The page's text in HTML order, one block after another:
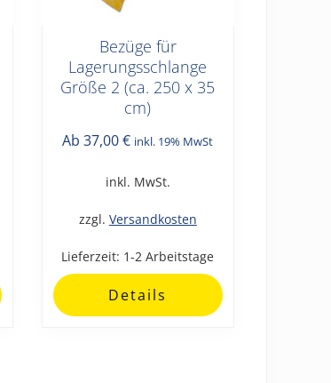
Bezüge für
Lagerungsschlange
Größe 2 (ca. 250 x 35
cm)
Ab37,00€ inkl. 19% MwSt
inkl. MwSt.
zzgl. Versandkosten
Lieferzeit: 1-2 Arbeitstage
Details
Produkt
weist
Varianten
können
auf
der
Produktseite